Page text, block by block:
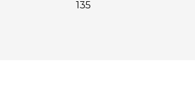
135